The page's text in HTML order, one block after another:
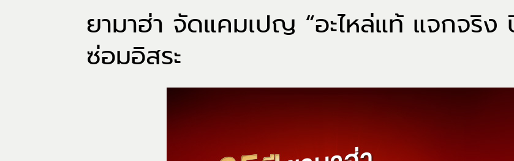
ยามาฮ่า จัดแคมเปญ “อะไหล่แท้ แจกจริง
ซ่อมอิสระ